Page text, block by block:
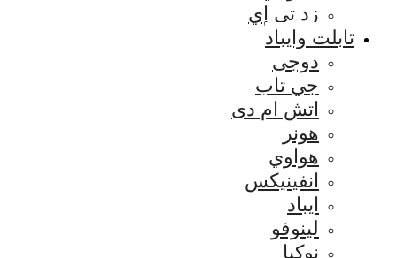
زد تي إي
تابلت وايباد
دوجى
جي تاب
اتش ام دى
هونر
هواوي
انفينيكس
ايباد
لينوفو
نوكيا